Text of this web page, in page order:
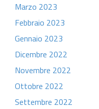
Marzo 2023
Febbraio 2023
Gennaio 2023
Dicembre 2022
Novembre 2022
Ottobre 2022
Settembre 2022